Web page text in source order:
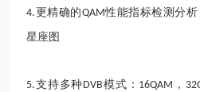
4. 更精确的QAM性能指标检测分析
星座图
5.支持多种 DVB模式： 16QAM ，